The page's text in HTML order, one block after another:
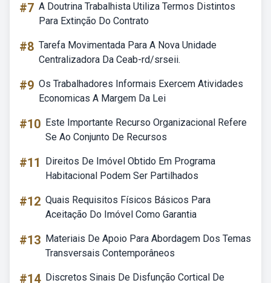
#7 A Doutrina Trabalhista Utiliza Termos Distintos
Para Extinção Do Contrato
#8 Tarefa Movimentada Para A Nova Unidade
Centralizadora Da Ceab-rd/srseii.
#9 Os Trabalhadores Informais Exercem Atividades
Economicas A Margem Da Lei
#10 Este Importante Recurso Organizacional Refere
Se Ao Conjunto De Recursos
#11
Direitos De Imóvel Obtido Em Programa
Habitacional Podem Ser Partilhados
#12 Quais Requisitos Físicos Básicos Para
Aceitação Do Imóvel Como Garantia
#13 Materiais De Apoio Para Abordagem Dos Temas
Transversais Contemporâneos
#14 Discretos Sinais De Disfunção Cortical De